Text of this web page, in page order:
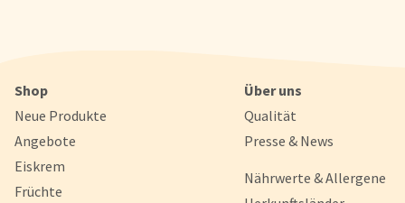
Shop
Neue Produkte
Angebote
Eiskrem
Früchte
Über uns
Qualität
Presse & News
Nährwerte & Allergene